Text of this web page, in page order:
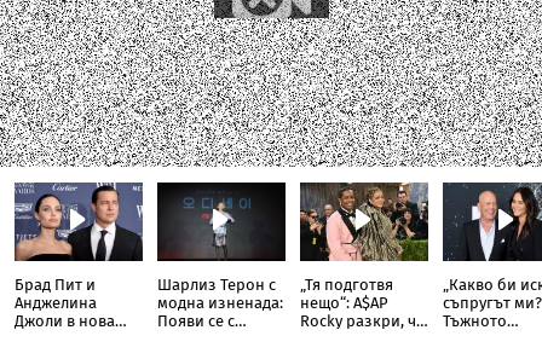
Брад Пит и
Анджелина
Джоли в нова
Шарлиз Терон с
модна изненада:
Появи се с
„Тя подготвя
нещо“: A$AP
Rocky разкри, че
„Какво би
съпругът
Тъжното